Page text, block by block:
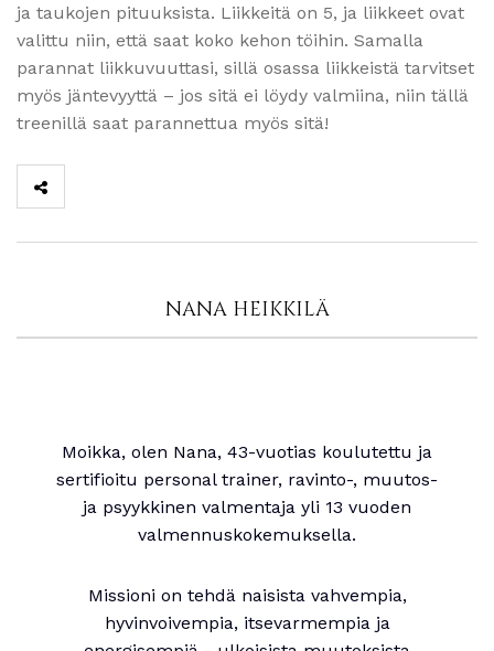
ja taukojen pituuksista. Liikkeitä on 5, ja liikkeet ovat
valittu niin, että saat koko kehon töihin. Samalla
parannat liikkuvuuttasi, sillä osassa liikkeistä tarvitset
myös jäntevyyttä – jos sitä ei löydy valmiina, niin tällä
treenillä saat parannettua myös sitä!
NANA HEIKKILÄ
Moikka, olen Nana, 43-vuotias koulutettu ja
sertifioitu personal trainer, ravinto-, muutos-
ja psyykkinen valmentaja yli 13 vuoden
valmennuskokemuksella.
Missioni on tehdä naisista vahvempia,
hyvinvoivempia, itsevarmempia ja